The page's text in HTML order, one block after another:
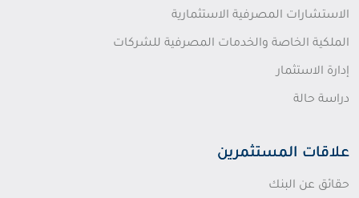
الاستشارات المصرفية الاستثمارية
الملكية الخاصة والخدمات المصرفية للشركات
إدارة الاستثمار
دراسة حالة
علاقات المستثمرين
حقائق عن البنك